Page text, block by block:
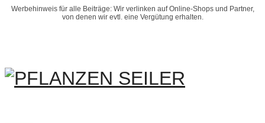
Werbehinweis für alle Beiträge: Wir verlinken auf Online-Shops und Partner,
von denen wir evtl. eine Vergütung erhalten.